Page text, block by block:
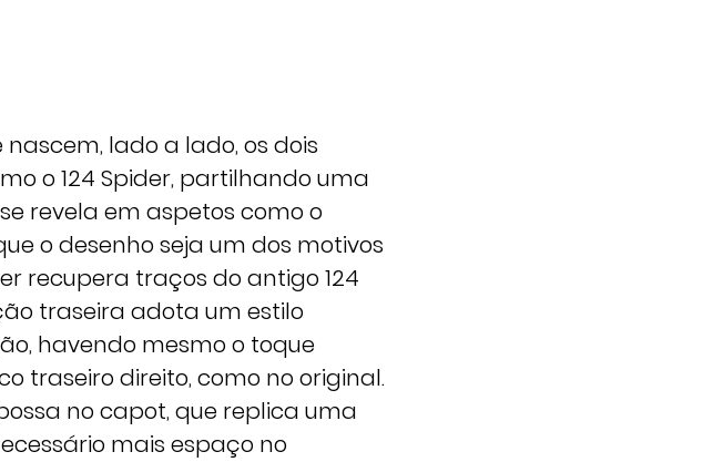
lado a lado, os dois
o 124 Spider, partilhando uma
revela em aspetos como o
o desenho seja um dos motivos
recupera traços do antigo 124
traseira adota um estilo
havendo mesmo o toque
traseiro direito, como no original.
no capot, que replica uma
mais espaço no